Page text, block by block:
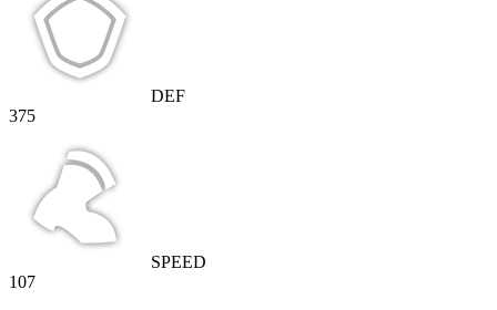
DEF
375
SPEED
107